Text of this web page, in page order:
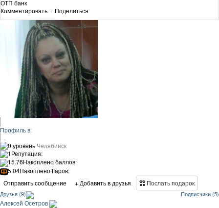
ОТП банк
Комментировать · Поделиться
Профиль в:
0 уровень Челябинск
1Репутация:
15.76Накоплено баллов:
5.04Накоплено flapов:
Отправить сообщение
+ Добавить в друзья Послать подарок
Друзья (9) Подписчики (5)
Алексей Осетров